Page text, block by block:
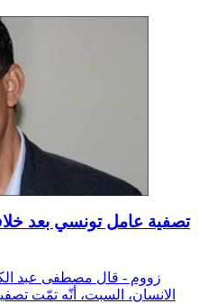
تصفية عامل تونسي بعد
زووم - قال مصطفى عبد
الانسان، السبت، أنّه تمّت